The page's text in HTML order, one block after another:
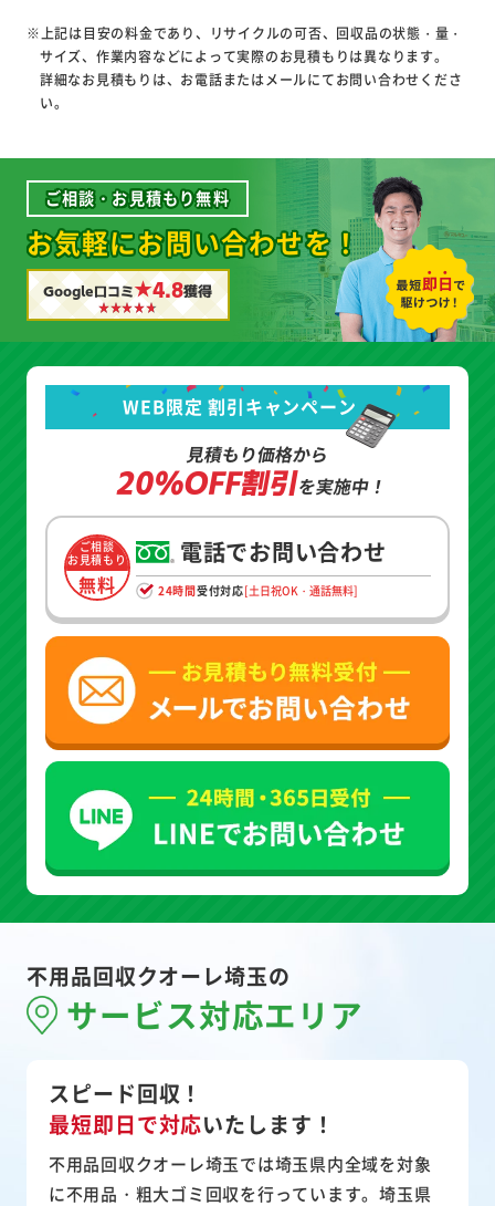
※上記は目安の料金であり、リサイクルの可否、回収品の状態・量・
サイズ、作業内容などによって実際のお見積もりは異なります。
詳細なお見積もりは、お電話またはメールにてお問い合わせくださ
い。
ご相談・お見積もり無料
お気軽にお問い合わせを！
Google口コミ★4.8獲得
WEB限定 割引キャンペーン
見積もり価格から
20%OFF割引を実施中！
ご相談
お見積もり
無料
電話でお問い合わせ
24時間受付対応[土日祝OK・通話無料]
不用品回収クオーレ埼玉の
サービス対応エリア
スピード回収！
最短即日で対応いたします！
不用品回収クオーレ埼玉では埼玉県内全域を対象
に不用品・粗大ゴミ回収を行っています。埼玉県